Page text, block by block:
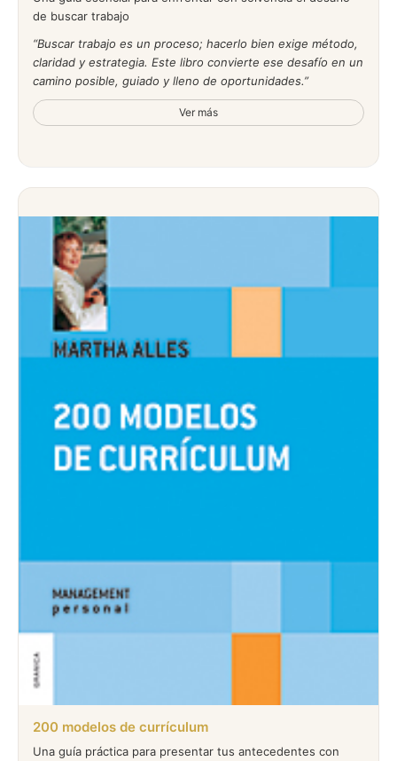
de buscar trabajo
Buscar trabajo es un proceso; hacerlo bien exige método,
claridad y estrategia. Este libro convierte ese desafío en un
camino posible, guiado y lleno de oportunidades.
Ver más
200 modelos de currículum
Una guía práctica para presentar tus antecedentes con